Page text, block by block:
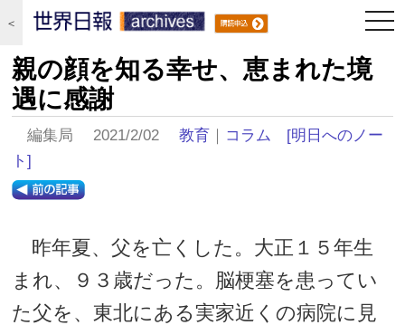
＜
親の顔を知る幸せ、恵まれた境
遇に感謝
編集局 2021/2/02教育 ｜ コラム
[明日へのノー
ト]
昨年夏、父を亡くした。大正１５年生
まれ、９３歳だった。脳梗塞を患ってい
た父を、東北にある実家近くの病院に見